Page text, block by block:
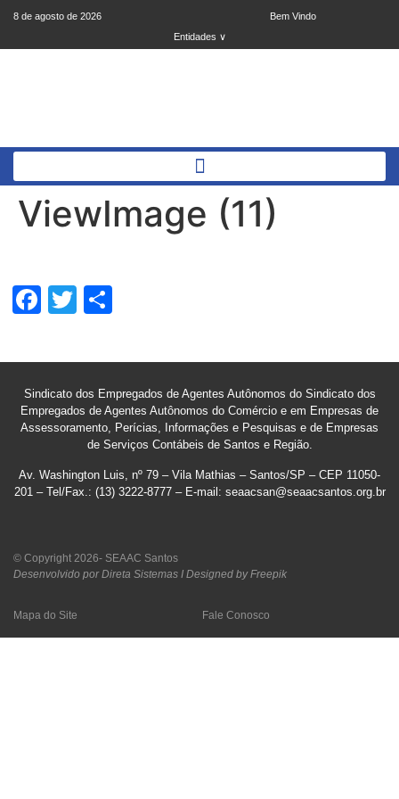
8 de agosto de 2026
Bem Vindo
Entidades ∨
ViewImage (11)
Facebook
Twitter
Sindicato dos Empregados de Agentes Autônomos do Sindicato dos
Empregados de Agentes Autônomos do Comércio e em Empresas de
Assessoramento, Perícias, Informações e Pesquisas e de Empresas
de Serviços Contábeis de Santos e Região.
Av. Washington Luis, nº 79 – Vila Mathias – Santos/SP – CEP 11050-
201 – Tel/Fax.: (13) 3222-8777 – E-mail: seaacsan@seaacsantos.org.br
© Copyright 2026- SEAAC Santos
Desenvolvido por Direta Sistemas I Designed by Freepik
Mapa do Site Fale Conosco